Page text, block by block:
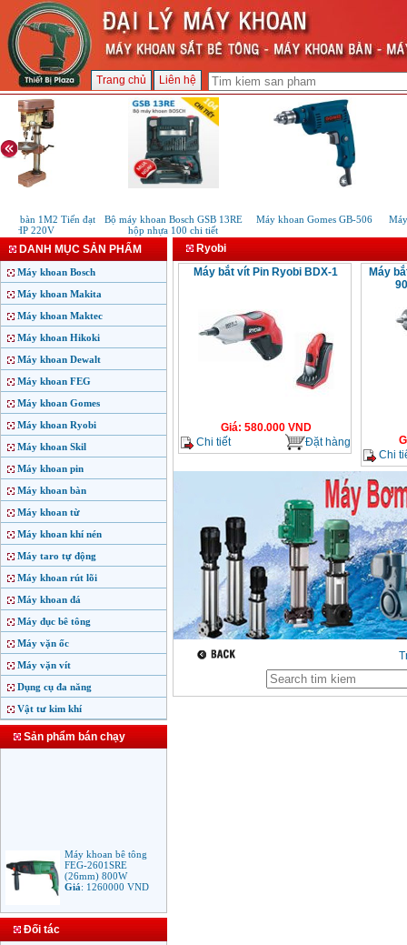
Trang chủ Liên hệ
bàn 1M2 Tiến đạt
1HP 220V
Bộ máy khoan Bosch GSB 13RE
hộp nhựa 100 chi tiết
Máy khoan Gomes GB-506
DANH MỤC SẢN PHẨM
Máy khoan Bosch
Máy khoan Makita
Máy khoan Maktec
Máy khoan Hikoki
Máy khoan Dewalt
Máy khoan FEG
Máy khoan Gomes
Máy khoan Ryobi
Máy khoan Skil
Máy khoan pin
Máy khoan bàn
Máy khoan từ
Máy khoan khí nén
Máy taro tự động
Máy khoan rút lõi
Máy khoan đá
Máy đục bê tông
Máy vặn ốc
Máy vặn vít
Dụng cụ đa năng
Vật tư kim khí
Sản phẩm bán chạy
Máy khoan bê tông
FEG-2601SRE
(26mm) 800W
Giá:1260000VND
rút lõi bê tông
Đối tác
Ryobi
Máy bắt vít Pin Ryobi BDX-1
Giá: 580.000VND
Chi tiết
Đặt hàng
Máy
Chi